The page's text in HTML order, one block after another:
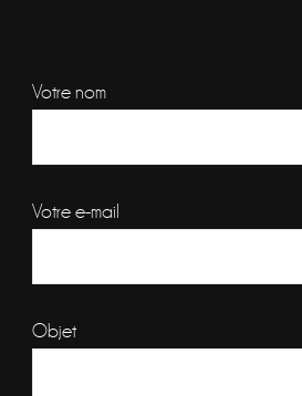
Votre nom
Votre e-mail
Objet